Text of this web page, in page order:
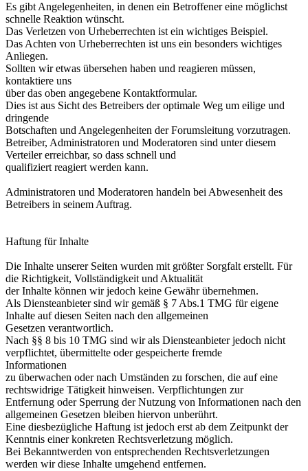
Es gibt Angelegenheiten, in denen ein Betroffener eine möglichst
schnelle Reaktion wünscht.
Das Verletzen von Urheberrechten ist ein wichtiges Beispiel.
Das Achten von Urheberrechten ist uns ein besonders wichtiges
Anliegen.
Sollten wir etwas übersehen haben und reagieren müssen,
kontaktiere uns
über das oben angegebene Kontaktformular.
Dies ist aus Sicht des Betreibers der optimale Weg um eilige und
dringende
Botschaften und Angelegenheiten der Forumsleitung vorzutragen.
Betreiber, Administratoren und Moderatoren sind unter diesem
Verteiler erreichbar, so dass schnell und
qualifiziert reagiert werden kann.
Administratoren und Moderatoren handeln bei Abwesenheit des
Betreibers in seinem Auftrag.
Haftung für Inhalte
Die Inhalte unserer Seiten wurden mit größter Sorgfalt erstellt. Für
die Richtigkeit, Vollständigkeit und Aktualität
der Inhalte können wir jedoch keine Gewähr übernehmen.
Als Diensteanbieter sind wir gemäß § 7 Abs.1 TMG für eigene
Inhalte auf diesen Seiten nach den allgemeinen
Gesetzen verantwortlich.
Nach §§ 8 bis 10 TMG sind wir als Diensteanbieter jedoch nicht
verpflichtet, übermittelte oder gespeicherte fremde
Informationen
zu überwachen oder nach Umständen zu forschen, die auf eine
rechtswidrige Tätigkeit hinweisen. Verpflichtungen zur
Entfernung oder Sperrung der Nutzung von Informationen nach den
allgemeinen Gesetzen bleiben hiervon unberührt.
Eine diesbezügliche Haftung ist jedoch erst ab dem Zeitpunkt der
Kenntnis einer konkreten Rechtsverletzung möglich.
Bei Bekanntwerden von entsprechenden Rechtsverletzungen
werden wir diese Inhalte umgehend entfernen.